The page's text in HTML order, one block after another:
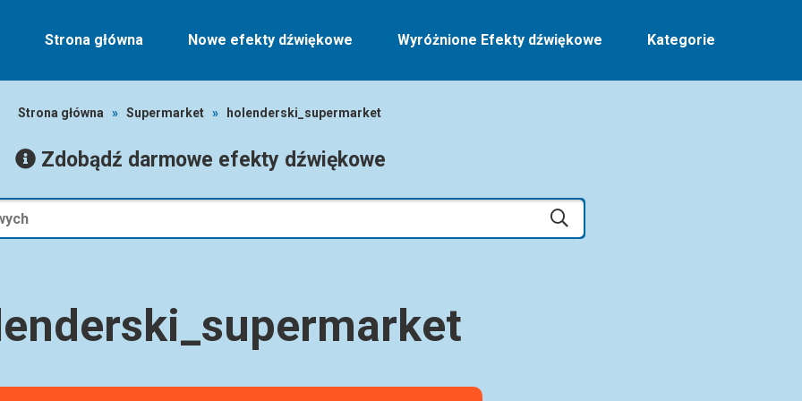
Strona główna Nowe efekty dźwiękowe Wyróżnione Efekty dźwiękowe Kategorie
Strona główna » Supermarket » holenderski_supermarket
Zdobądź darmowe efekty dźwiękowe